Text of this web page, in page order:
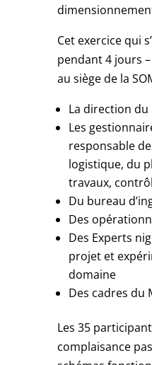
Cet exercice qui
pendant 4 jours
au siège de la
La direction
Les
responsable
logistique, du
travaux,
Du bureau
Des
Des Experts
projet et
domaine
Des cadres du
Les 35
complaisance